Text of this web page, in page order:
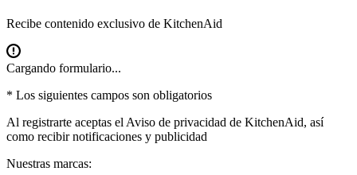
Recibe contenido exclusivo de KitchenAid
Cargando formulario...
* Los siguientes campos son obligatorios
Al registrarte aceptas el Aviso de privacidad de KitchenAid, así
como recibir notificaciones y publicidad
Nuestras marcas: